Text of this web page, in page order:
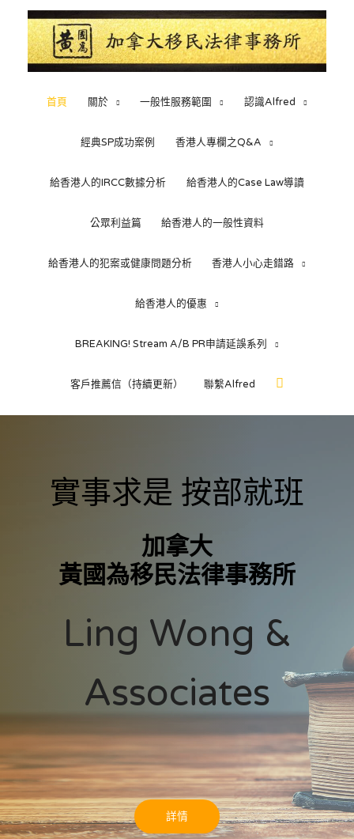
首頁 關於 一般性服務範圍 認識Alfred
經典SP成功案例 香港人專欄之Q&A
給香港人的IRCC數據分析 給香港人的Case Law導讀
公眾利益篇 給香港人的一般性資料
給香港人的犯案或健康問題分析 香港人小心走錯路
給香港人的優惠
BREAKING! Stream A/B PR申請延誤系列
客戶推薦信（持續更新） 聯繫Alfred
實事求是 按部就班
加拿大
黃國為移民法律事務所
Ling Wong &
Associates
詳情